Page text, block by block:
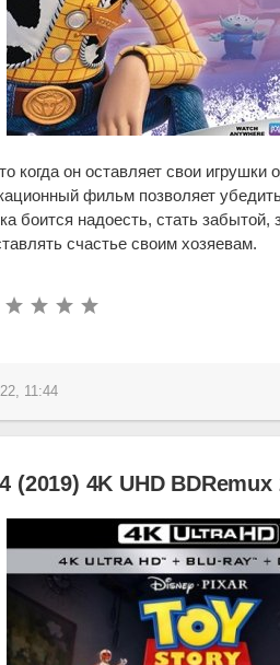
когда он оставляет свои
фильм позволяет
боится надоесть, стать забытой,
счастье своим хозяевам.
11:44
(2019) 4K UHD BDRemux